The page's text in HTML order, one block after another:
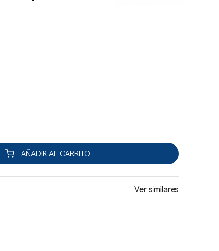
AÑADIR AL CARRITO
Ver similares